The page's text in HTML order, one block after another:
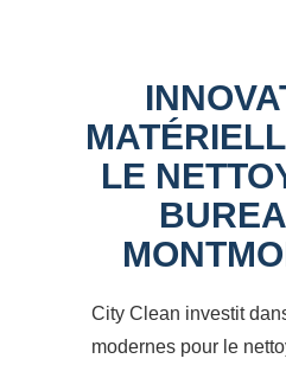
LE
City Clean investit
modernes pour le